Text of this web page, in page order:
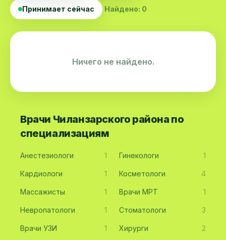
Принимает сейчас Найдено: 0
Ничего не найдено.
Врачи Чиланзарского района по
специализациям
Анестезиологи 1 Гинекологи 1
Кардиологи 1 Косметологи 4
Массажисты 1 Врачи МРТ 1
Невропатологи 1 Стоматологи 3
Врачи УЗИ 1 Хирурги 2